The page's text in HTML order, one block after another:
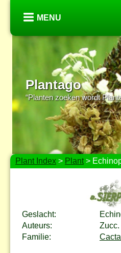
MENU
Plantago
“Planten zoeken wordt
Plant Index > Plant>
Geslacht:
Auteurs:
Zucc.
Familie: